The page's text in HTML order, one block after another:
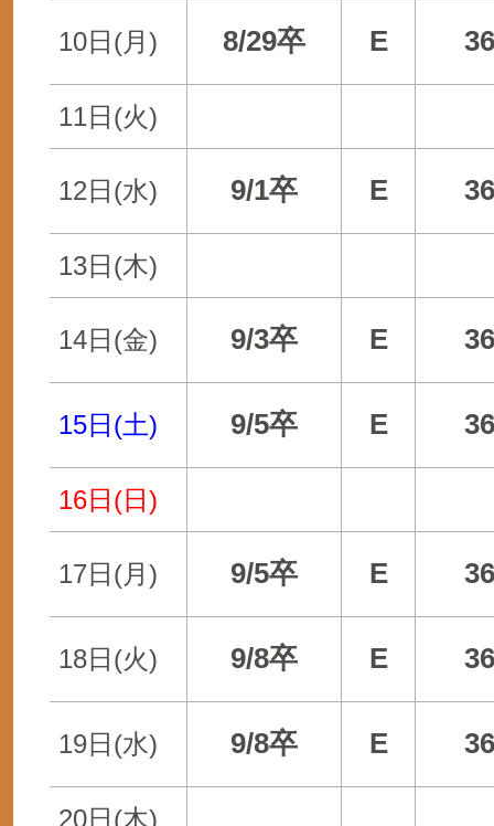
10日(月) 8/29卒 E
11日(火)
12日(水) 9/1卒 E
13日(木)
14日(金) 9/3卒 E
15日(土) 9/5卒 E
16日(日)
17日(月) 9/5卒 E
18日(火) 9/8卒 E
19日(水) 9/8卒 E
20日(木)